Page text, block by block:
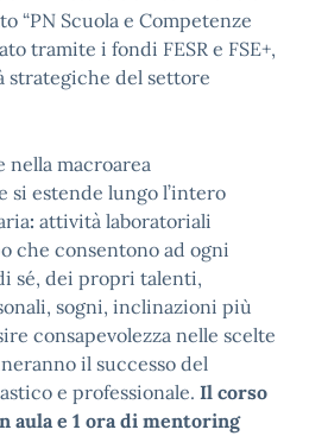
“PN Scuola e Competenze
tramite i fondi FESR e FSE+,
del settore
nella macroarea
si estende lungo l’intero
: attività laboratoriali
che consentono ad ogni
sé, dei propri talenti,
sogni, inclinazioni più
consapevolezza nelle scelte
il successo del
e professionale. Il corso
aula e 1 ora di mentoring